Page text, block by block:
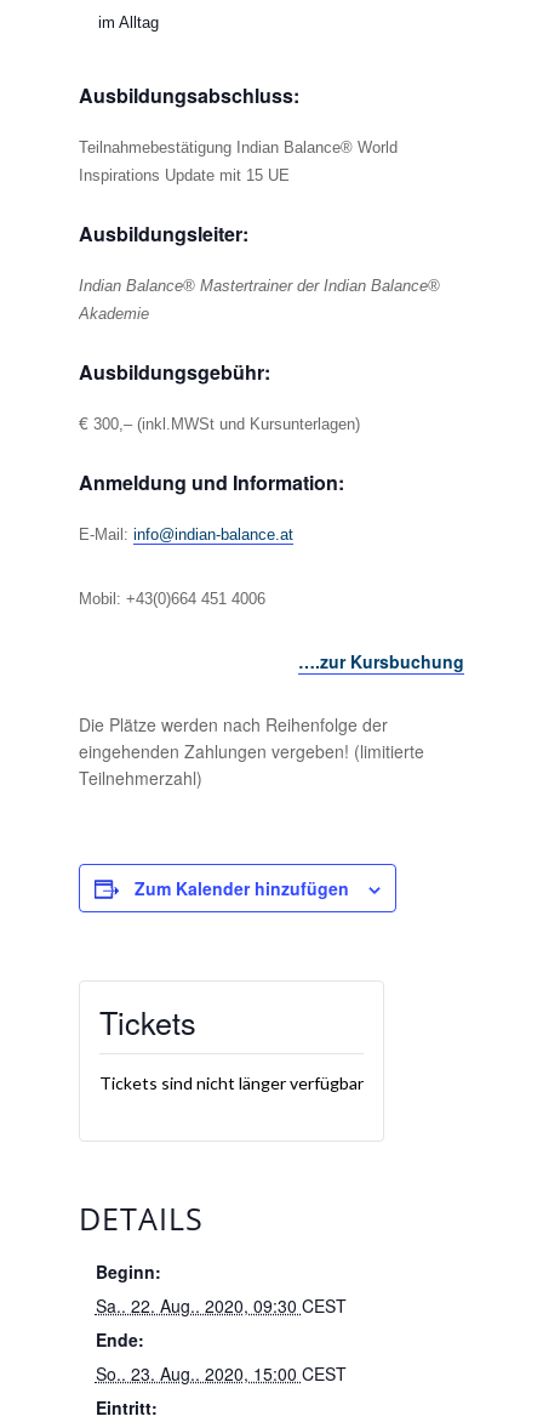
im Alltag
Ausbildungsabschluss:
Teilnahmebestätigung Indian Balance® World
Inspirations Update mit 15 UE
Ausbildungsleiter:
Indian Balance® Mastertrainer der Indian Balance®
Akademie
Ausbildungsgebühr:
€ 300,– (inkl.MWSt und Kursunterlagen)
Anmeldung und Information:
E-Mail: info@indian-balance.at
Mobil: +43(0)664 451 4006
….zur Kursbuchung
Die Plätze werden nach Reihenfolge der
eingehenden Zahlungen vergeben! (limitierte
Teilnehmerzahl)
Zum Kalender hinzufügen
Tickets
Tickets sind nicht länger verfügbar
DETAILS
Beginn:
Sa.. 22. Aug.. 2020, 09:30 CEST
Ende:
So.. 23. Aug.. 2020, 15:00 CEST
Eintritt: